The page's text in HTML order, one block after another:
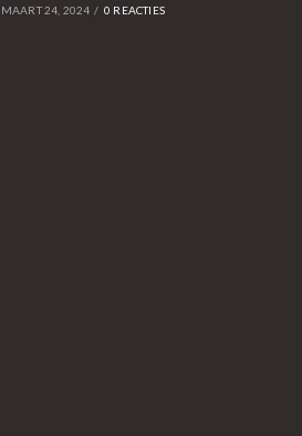
MAART 24, 2024 / 0 REACTIES